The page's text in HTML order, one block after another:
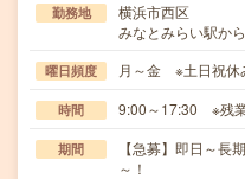
勤務地
横浜市西区
みなとみらい駅か
曜日頻度 月～金 ※土日祝休
時間 9:00～17:30 ※残業
期間
【急募】即日～
～！